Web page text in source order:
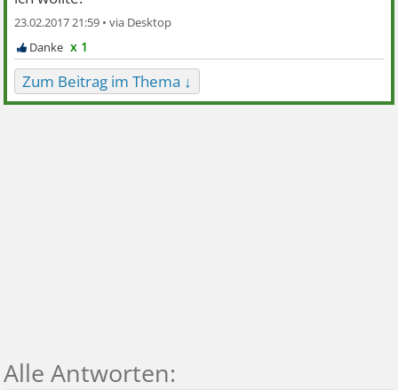
23.02.2017 21:59 •
x 1
Zum Beitrag im Thema ↓